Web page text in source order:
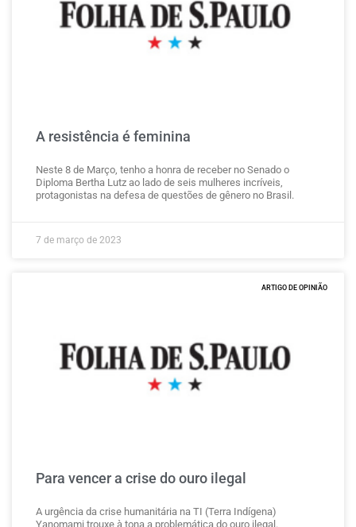
A resistência é feminina
Neste 8 de Março, tenho a honra de receber no Senado o
Diploma Bertha Lutz ao lado de seis mulheres incríveis,
protagonistas na defesa de questões de gênero no Brasil.
7 de março de 2023
ARTIGO DE OPINIÃO
Para vencer a crise do ouro ilegal
A urgência da crise humanitária na TI (Terra Indígena)
Yanomami trouxe à tona a problemática do ouro ilegal.